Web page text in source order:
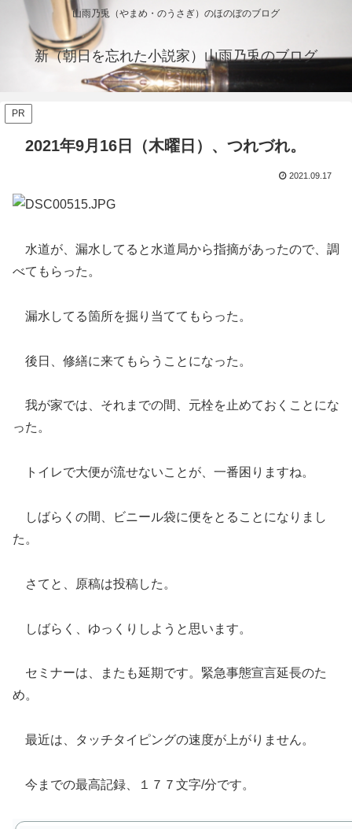
山雨乃兎（やまめ・のうさぎ）のほのぼのブログ
新（朝日を忘れた小説家）山雨乃兎のブログ
PR
2021年9月16日（木曜日）、つれづれ。
2021.09.17
水道が、漏水してると水道局から指摘があったので、調
べてもらった。
漏水してる箇所を掘り当ててもらった。
後日、修繕に来てもらうことになった。
我が家では、それまでの間、元栓を止めておくことにな
った。
トイレで大便が流せないことが、一番困りますね。
しばらくの間、ビニール袋に便をとることになりまし
た。
さてと、原稿は投稿した。
しばらく、ゆっくりしようと思います。
セミナーは、またも延期です。緊急事態宣言延長のた
め。
最近は、タッチタイピングの速度が上がりません。
今までの最高記録、１７７文字/分です。